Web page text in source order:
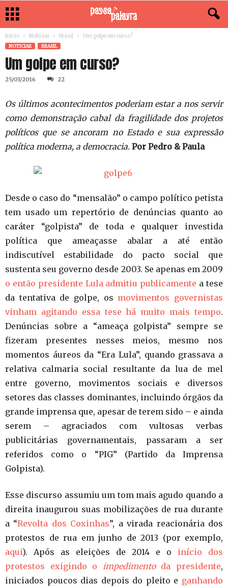
Início Noticiar Brasil Um golpe em curso?
NOTICIAR BRASIL
Um golpe em curso?
25/03/2016 22
Os últimos acontecimentos poderiam estar a nos servir
como demonstração cabal da fragilidade dos projetos
políticos que se ancoram no Estado e sua expressão
política moderna, a democracia. Por Pedro & Paula
Desde o caso do “mensalão” o campo político petista
tem usado um repertório de denúncias quanto ao
caráter “golpista” de toda e qualquer investida
política que ameaçasse abalar a até então
indiscutível estabilidade do pacto social que
sustenta seu governo desde 2003. Se apenas em 2009
o então presidente Lula admitiu publicamente a tese
da tentativa de golpe, os movimentos governistas
vinham agitando essa tese há muito mais tempo.
Denúncias sobre a “ameaça golpista” sempre se
fizeram presentes nesses meios, mesmo nos
momentos áureos da “Era Lula”, quando grassava a
relativa calmaria social resultante da lua de mel
entre governo, movimentos sociais e diversos
setores das classes dominantes, incluindo órgãos da
grande imprensa que, apesar de terem sido – e ainda
serem – agraciados com vultosas verbas
publicitárias governamentais, passaram a ser
referidos como o “PIG” (Partido da Imprensa
Golpista).
Esse discurso assumiu um tom mais agudo quando a
direita inaugurou suas mobilizações de rua durante
a “Revolta dos Coxinhas”, a virada reacionária dos
protestos de rua em junho de 2013 (por exemplo,
aqui). Após as eleições de 2014 e o início dos
protestos exigindo o impedimentoda presidente,
iniciados poucos dias depois do pleito e ganhando